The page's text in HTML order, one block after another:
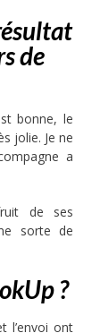
de
bonne, le
jolie. Je ne
a
de ses
sorte de
?
l’envoi ont